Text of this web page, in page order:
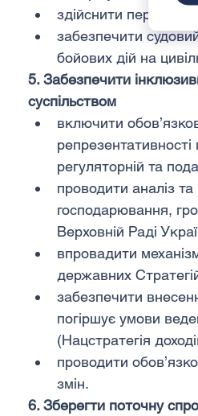
здійснити перехід
забезпечити
бойових дій на
5. Забезпечити
суспільством
включити
регуляторній та
проводити аналіз та
господарювання,
Верховній Раді
впровадити
державних
забезпечити
погіршує умови
(Нацстратегія
проводити
змін.
6. Зберегти поточну